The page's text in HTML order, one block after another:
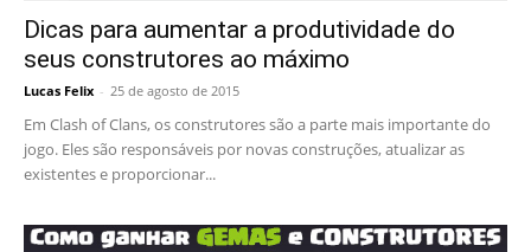
Dicas para aumentar a produtividade do
seus construtores ao máximo
Lucas Felix - 25 de agosto de 2015
Em Clash of Clans, os construtores são a parte mais importante do
jogo. Eles são responsáveis por novas construções, atualizar as
existentes e proporcionar...